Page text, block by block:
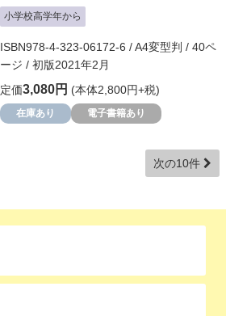
小学校高学年から
ISBN978-4-323-06172-6 / A4変型判 / 40ペ
ージ / 初版2021年2月
定価3,080円 (本体2,800円+税)
在庫あり 電子書籍あり
次の10件